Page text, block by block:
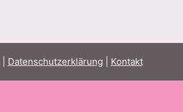
Datenschutzerklärung Kontakt